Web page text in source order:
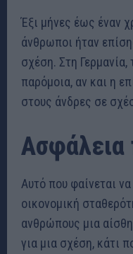
Έξι μήνες έως έναν
άνθρωποι ήταν
σχέση. Στη
παρόμοια, αν και η
στους άνδρες σε
Ασφάλεια
Αυτό που φαίνεται να
οικονομική
ανθρώπους μια
για μια σχέση, κάτι